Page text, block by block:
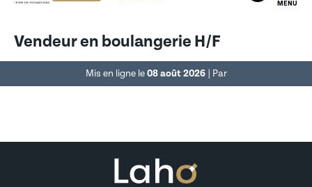
MENU
Vendeur en boulangerie H/F
Mis en ligne le 08 août 2026| Par